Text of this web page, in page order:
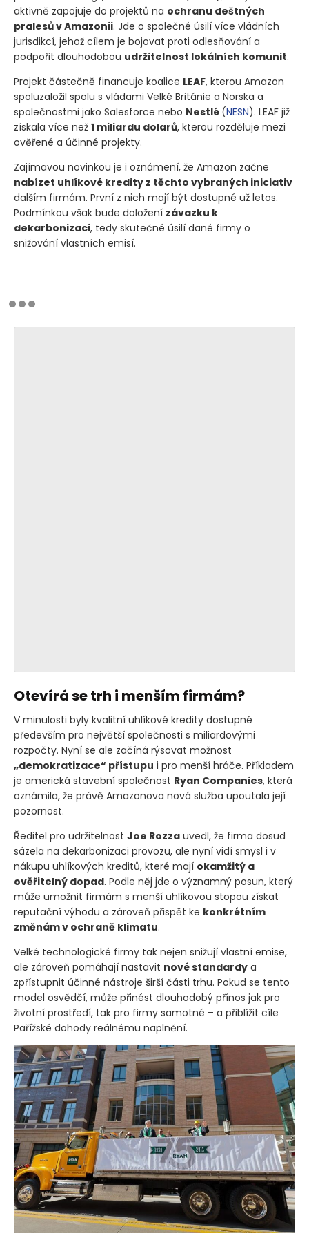
aktivně zapojuje do projektů na ochranu deštných
pralesů v Amazonii. Jde o společné úsilí více vládních
jurisdikcí, jehož cílem je bojovat proti odlesňování a
podpořit dlouhodobou udržitelnost lokálních komunit.
Projekt částečně financuje koalice LEAF, kterou Amazon
spoluzaložil spolu s vládami Velké Británie a Norska a
společnostmi jako Salesforce nebo Nestlé (NESN). LEAF již
získala více než 1 miliardu dolarů, kterou rozděluje mezi
ověřené a účinné projekty.
Zajímavou novinkou je i oznámení, že Amazon začne
nabízet uhlíkové kredity z těchto vybraných iniciativ
dalším firmám. První z nich mají být dostupné už letos.
Podmínkou však bude doložení závazku k
dekarbonizaci, tedy skutečné úsilí dané firmy o
snižování vlastních emisí.
Otevírá se trh i menším firmám?
V minulosti byly kvalitní uhlíkové kredity dostupné
především pro největší společnosti s miliardovými
rozpočty. Nyní se ale začíná rýsovat možnost
„demokratizace“ přístupu i pro menší hráče. Příkladem
je americká stavební společnost Ryan Companies, která
oznámila, že právě Amazonova nová služba upoutala její
pozornost.
Ředitel pro udržitelnost Joe Rozza uvedl, že firma dosud
sázela na dekarbonizaci provozu, ale nyní vidí smysl i v
nákupu uhlíkových kreditů, které mají okamžitý a
ověřitelný dopad. Podle něj jde o významný posun, který
může umožnit firmám s menší uhlíkovou stopou získat
reputační výhodu a zároveň přispět ke konkrétním
změnám v ochraně klimatu.
Velké technologické firmy tak nejen snižují vlastní emise,
ale zároveň pomáhají nastavit nové standardy a
zpřístupnit účinné nástroje širší části trhu. Pokud se tento
model osvědčí, může přinést dlouhodobý přínos jak pro
životní prostředí, tak pro firmy samotné – a přiblížit cíle
Pařížské dohody reálnému naplnění.